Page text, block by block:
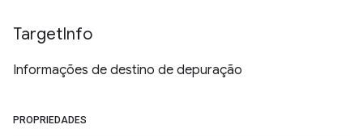
TargetInfo
Informações de destino de depuração
PROPRIEDADES